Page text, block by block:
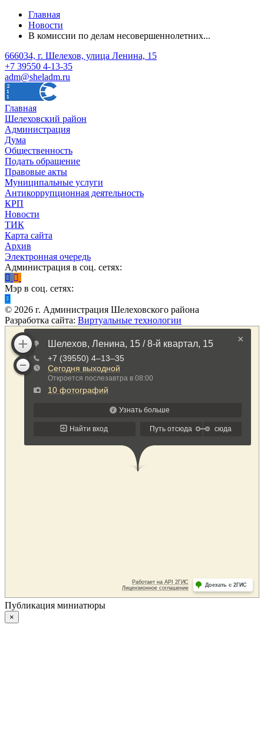
Главная
Новости
В комиссии по делам несовершеннолетних...
666034, г. Шелехов, улица Ленина, 15
+7 39550 4-13-35
adm@sheladm.ru
Главная
Шелеховский район
Администрация
Дума
Общественность
Подать обращение
Правовые акты
Муниципальные услуги
Антикоррупционная деятельность
КРП
Новости
ТИК
Карта сайта
Архив
Электронная очередь
Администрация в соц. сетях:
Мэр в соц. сетях:
© 2026 г. Администрация Шелеховского района
Разработка сайта: Виртуальные технологии
Публикация миниатюры
×